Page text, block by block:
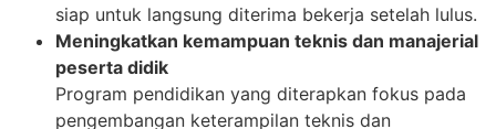
siap untuk langsung diterima bekerja setelah lulus.
Meningkatkan kemampuan teknis dan manajerial
peserta didik
Program pendidikan yang diterapkan fokus pada
pengembangan keterampilan teknis dan